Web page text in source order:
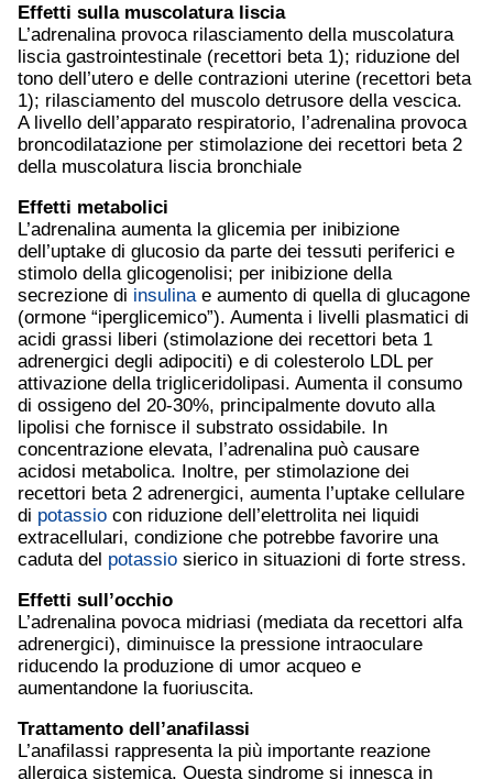
Effetti sulla muscolatura liscia
L’adrenalina provoca rilasciamento della muscolatura
liscia gastrointestinale (recettori beta 1); riduzione del
tono dell’utero e delle contrazioni uterine (recettori beta
1); rilasciamento del muscolo detrusore della vescica.
A livello dell’apparato respiratorio, l’adrenalina provoca
broncodilatazione per stimolazione dei recettori beta 2
della muscolatura liscia bronchiale
Effetti metabolici
L’adrenalina aumenta la glicemia per inibizione
dell’uptake di glucosio da parte dei tessuti periferici e
stimolo della glicogenolisi; per inibizione della
secrezione di insulinae aumento di quella di glucagone
(ormone “iperglicemico”). Aumenta i livelli plasmatici di
acidi grassi liberi (stimolazione dei recettori beta 1
adrenergici degli adipociti) e di colesterolo LDL per
attivazione della trigliceridolipasi. Aumenta il consumo
di ossigeno del 20-30%, principalmente dovuto alla
lipolisi che fornisce il substrato ossidabile. In
concentrazione elevata, l’adrenalina può causare
acidosi metabolica. Inoltre, per stimolazione dei
recettori beta 2 adrenergici, aumenta l’uptake cellulare
di potassio con riduzione dell’elettrolita nei liquidi
extracellulari, condizione che potrebbe favorire una
caduta del potassio sierico in situazioni di forte stress.
Effetti sull’occhio
L’adrenalina povoca midriasi (mediata da recettori alfa
adrenergici), diminuisce la pressione intraoculare
riducendo la produzione di umor acqueo e
aumentandone la fuoriuscita.
Trattamento dell’anafilassi
L’anafilassi rappresenta la più importante reazione
allergica sistemica. Questa sindrome si innesca in